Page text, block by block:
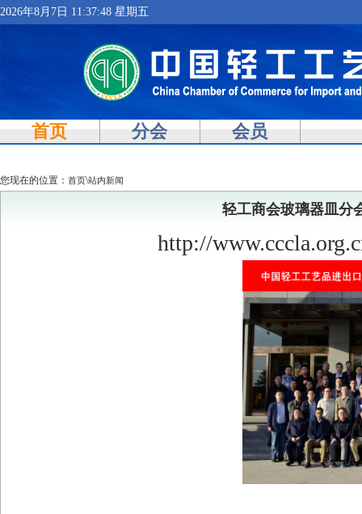
2026年8月7日 11:37:48 星期五
首页 分会 会员
您现在的位置： 首页\站内新闻
轻工商会玻璃器皿分
http://